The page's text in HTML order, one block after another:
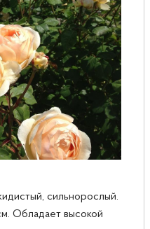
сильнорослый.
Обладает высокой